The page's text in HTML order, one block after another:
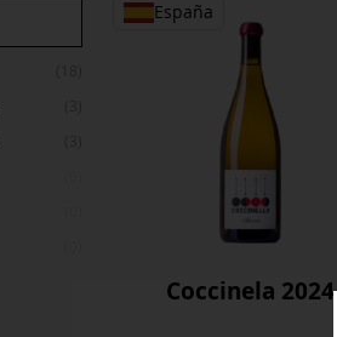
España
Coccinela 2024